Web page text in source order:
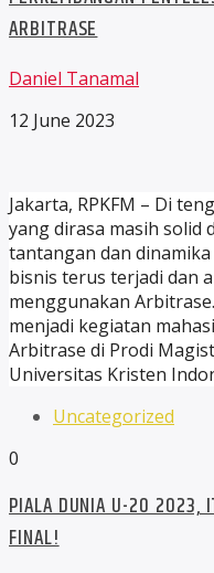
ARBITRASE
Daniel Tanamal
12 June 2023
Jakarta, RPKFM – Di
yang dirasa masih solid
tantangan dan
bisnis terus terjadi dan
menggunakan
menjadi kegiatan
Arbitrase di Prodi
Universitas Kristen
Uncategorized
0
PIALA DUNIA U-20 2023,
FINAL!